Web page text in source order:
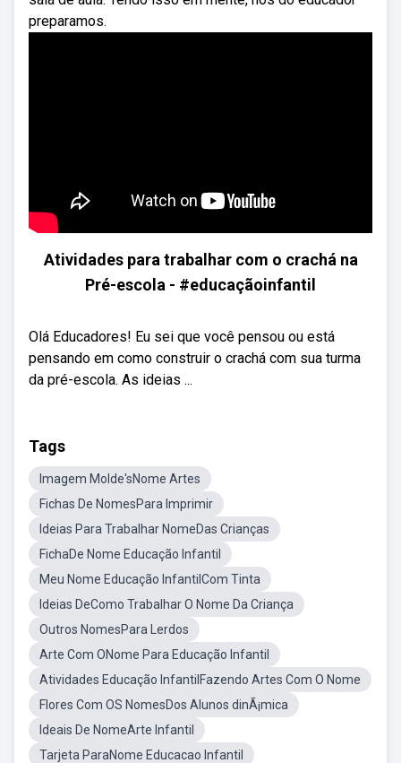
preparamos.
Atividades para trabalhar com o crachá na
Pré-escola - #educaçãoinfantil
Olá Educadores! Eu sei que você pensou ou está
pensando em como construir o crachá com sua turma
da pré-escola. As ideias ...
Tags
Imagem Molde'sNome Artes
Fichas De NomesPara Imprimir
Ideias Para Trabalhar NomeDas Crianças
FichaDe Nome Educação Infantil
Meu Nome Educação InfantilCom Tinta
Ideias DeComo Trabalhar O Nome Da Criança
Outros NomesPara Lerdos
Arte Com ONome Para Educação Infantil
Atividades Educação InfantilFazendo Artes Com O Nome
Flores Com OS NomesDos Alunos dinÃ¡mica
Ideais De NomeArte Infantil
Tarjeta ParaNome Educacao Infantil